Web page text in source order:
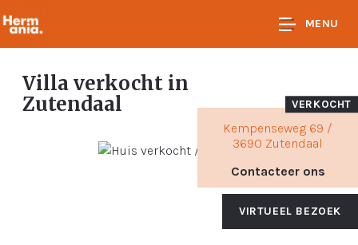
MENU
Villa verkocht in
Zutendaal
Kempenseweg 69 /
3690 Zutendaal
Contacteer ons
VERKOCHT
VIRTUEEL BEZOEK